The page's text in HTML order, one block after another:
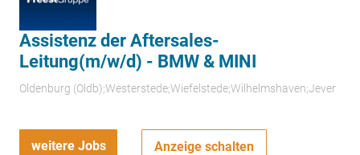
Assistenz der Aftersales-
Leitung(m/w/d) - BMW & MINI
Oldenburg (Oldb);Westerstede;Wiefelstede;Wilhelmshaven;Jever
weitere Jobs Anzeige schalten